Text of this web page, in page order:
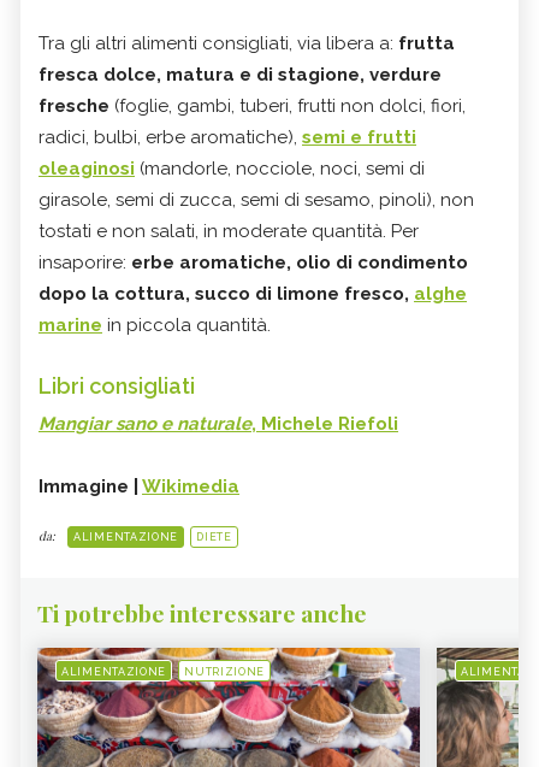
Tra gli altri alimenti consigliati, via libera a: frutta
fresca dolce, matura e di stagione, verdure
fresche (foglie, gambi, tuberi, frutti non dolci, fiori,
radici, bulbi, erbe aromatiche), semi e frutti
oleaginosi (mandorle, nocciole, noci, semi di
girasole, semi di zucca, semi di sesamo, pinoli), non
tostati e non salati, in moderate quantità. Per
insaporire: erbe aromatiche, olio di condimento
dopo la cottura, succo di limone fresco, alghe
marine in piccola quantità.
Libri consigliati
Mangiar sano e naturale, Michele Riefoli
Immagine | Wikimedia
da: ALIMENTAZIONE DIETE
Ti potrebbe interessare anche
ALIMENTAZIONE NUTRIZIONE